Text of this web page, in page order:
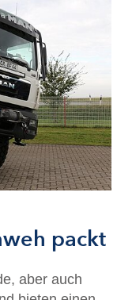
packt
aber auch